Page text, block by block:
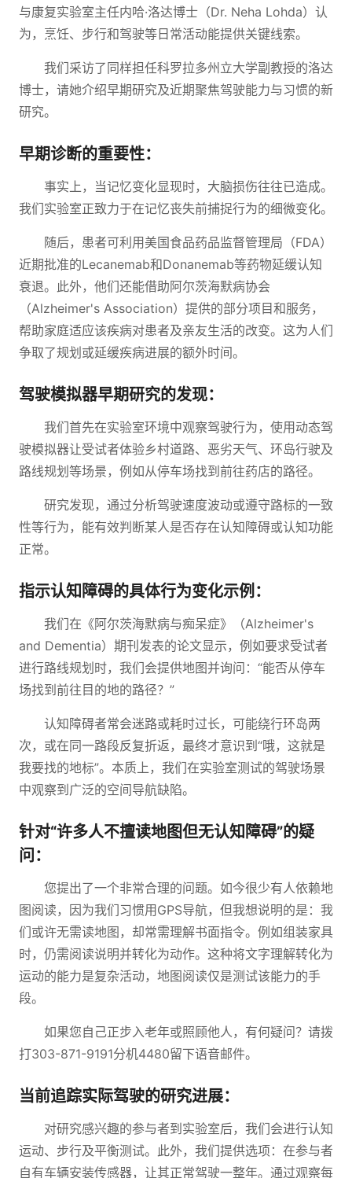
与康复实验室主任内哈·洛达博士（Dr. Neha Lohda）认
为，烹饪、步行和驾驶等日常活动能提供关键线索。
我们采访了同样担任科罗拉多州立大学副教授的洛达
博士，请她介绍早期研究及近期聚焦驾驶能力与习惯的新
研究。
早期诊断的重要性：
事实上，当记忆变化显现时，大脑损伤往往已造成。
我们实验室正致力于在记忆丧失前捕捉行为的细微变化。
随后，患者可利用美国食品药品监督管理局（FDA）
近期批准的Lecanemab和Donanemab等药物延缓认知
衰退。此外，他们还能借助阿尔茨海默病协会
（Alzheimer's Association）提供的部分项目和服务，
帮助家庭适应该疾病对患者及亲友生活的改变。这为人们
争取了规划或延缓疾病进展的额外时间。
驾驶模拟器早期研究的发现：
我们首先在实验室环境中观察驾驶行为，使用动态驾
驶模拟器让受试者体验乡村道路、恶劣天气、环岛行驶及
路线规划等场景，例如从停车场找到前往药店的路径。
研究发现，通过分析驾驶速度波动或遵守路标的一致
性等行为，能有效判断某人是否存在认知障碍或认知功能
正常。
指示认知障碍的具体行为变化示例：
我们在《阿尔茨海默病与痴呆症》（Alzheimer's
and Dementia）期刊发表的论文显示，例如要求受试者
进行路线规划时，我们会提供地图并询问：“能否从停车
场找到前往目的地的路径？”
认知障碍者常会迷路或耗时过长，可能绕行环岛两
次，或在同一路段反复折返，最终才意识到“哦，这就是
我要找的地标”。本质上，我们在实验室测试的驾驶场景
中观察到广泛的空间导航缺陷。
针对“许多人不擅读地图但无认知障碍”的疑
问：
您提出了一个非常合理的问题。如今很少有人依赖地
图阅读，因为我们习惯用GPS导航，但我想说明的是：我
们或许无需读地图，却常需理解书面指令。例如组装家具
时，仍需阅读说明并转化为动作。这种将文字理解转化为
运动的能力是复杂活动，地图阅读仅是测试该能力的手
段。
如果您自己正步入老年或照顾他人，有何疑问？请拨
打303-871-9191分机4480留下语音邮件。
当前追踪实际驾驶的研究进展：
对研究感兴趣的参与者到实验室后，我们会进行认知
运动、步行及平衡测试。此外，我们提供选项：在参与者
自有车辆安装传感器，让其正常驾驶一整年。通过观察每